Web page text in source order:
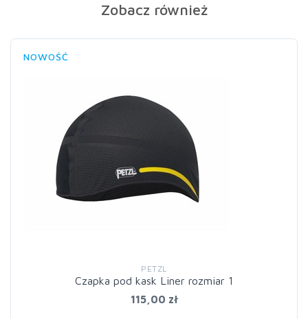
Zobacz również
NOWOŚĆ
PETZL
Czapka pod kask Liner rozmiar 1
115,00 zł